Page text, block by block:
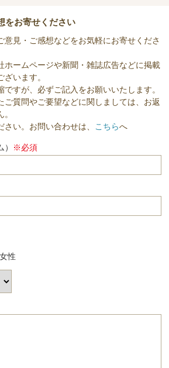
をお寄せください
意見・ご感想などをお気軽にお寄せくださ
ホームページや新聞・雑誌広告などに掲載
います。
すが、必ずご記入をお願いいたします。
質問やご要望などに関しましては、お返
い。お問い合わせは、 こちらへ
※必須
女性